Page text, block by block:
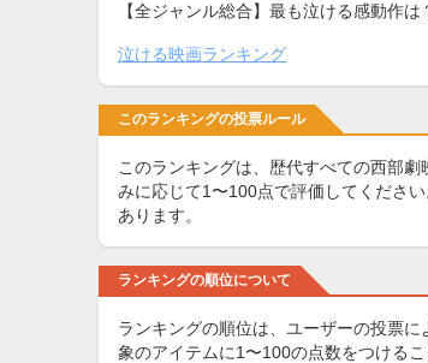
【全ジャンル総合】最も泣ける感動作は
泣ける映画ランキング
このランキングの投票ルール
このランキングは、歴代すべての西部
みに応じて1〜100点で評価してくださ
あります。
ランキングの順位について
ランキングの順位は、ユーザーの投票
象のアイテムに1〜100の点数をつける